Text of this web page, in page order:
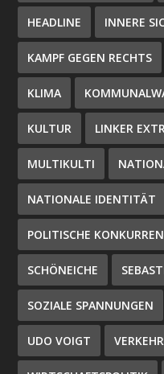
HEADLINE INNERE
KAMPF GEGEN RECHTS
KLIMA
KULTUR LINKER
MULTIKULTI
NATIONALE IDENTITÄT
POLITISCHE
SCHÖNEICHE
SOZIALE SPANNUNGEN
UDO VOIGT VERKEHR